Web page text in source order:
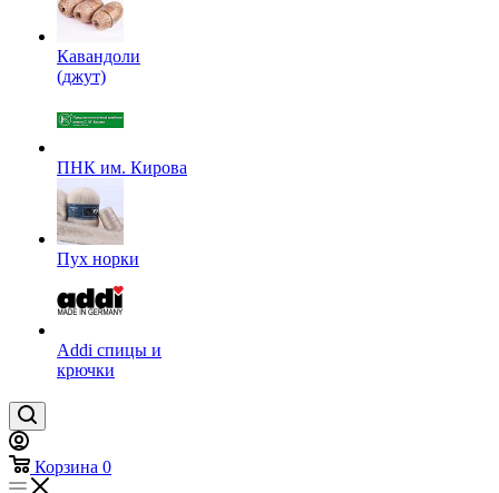
Кавандоли
(джут)
ПНК им. Кирова
Пух норки
Addi спицы и
крючки
Корзина 0